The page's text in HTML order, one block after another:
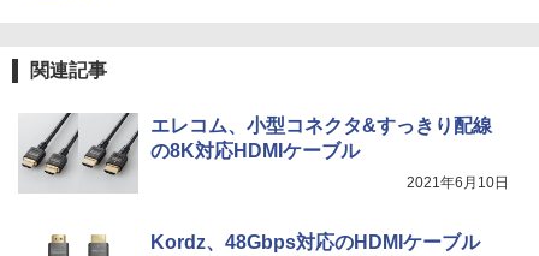
関連記事
エレコム、小型コネクタ&すっきり配線
の8K対応HDMIケーブル
2021年6月10日
Kordz、48Gbps対応のHDMIケーブル